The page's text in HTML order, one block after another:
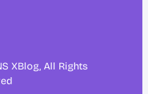
XBlog, All Rights